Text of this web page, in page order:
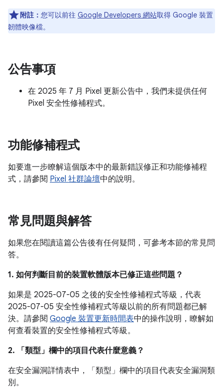
附註： 您可以前往 Google Developers 網站取得 Google 裝置
韌體映像檔。
公告事項
在 2025 年 7 月 Pixel 更新公告中，我們未提供任何
Pixel 安全性修補程式。
功能修補程式
如要進一步瞭解這個版本中的最新錯誤修正和功能修補程
式，請參閱 Pixel 社群論壇中的說明。
常見問題與解答
如果您在閱讀這篇公告後有任何疑問，可參考本節的常見問
答。
1. 如何判斷目前的裝置軟體版本已修正這些問題？
如果是 2025-07-05 之後的安全性修補程式等級，代表
2025-07-05 安全性修補程式等級以前的所有問題都已解
決。請參閱 Google 裝置更新時間表中的操作說明，瞭解如
何查看裝置的安全性修補程式等級。
2. 「類型」 欄中的項目代表什麼意義？
在安全漏洞詳情表中，「類型」 欄中的項目代表安全漏洞類
別。